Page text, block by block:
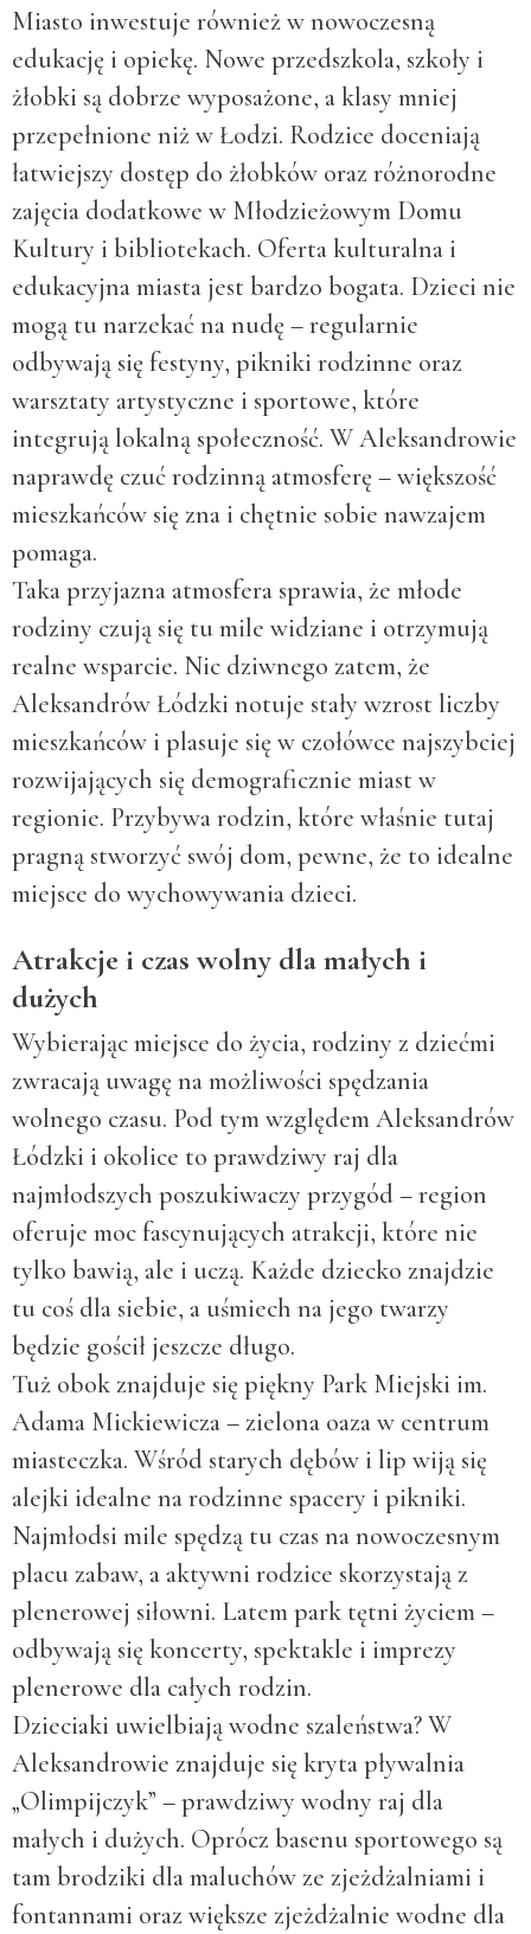
Miasto inwestuje również w nowoczesną
edukację i opiekę. Nowe przedszkola, szkoły i
żłobki są dobrze wyposażone, a klasy mniej
przepełnione niż w Łodzi. Rodzice doceniają
łatwiejszy dostęp do żłobków oraz różnorodne
zajęcia dodatkowe w Młodzieżowym Domu
Kultury i bibliotekach. Oferta kulturalna i
edukacyjna miasta jest bardzo bogata. Dzieci nie
mogą tu narzekać na nudę – regularnie
odbywają się festyny, pikniki rodzinne oraz
warsztaty artystyczne i sportowe, które
integrują lokalną społeczność. W Aleksandrowie
naprawdę czuć rodzinną atmosferę – większość
mieszkańców się zna i chętnie sobie nawzajem
pomaga.
Taka przyjazna atmosfera sprawia, że młode
rodziny czują się tu mile widziane i otrzymują
realne wsparcie. Nic dziwnego zatem, że
Aleksandrów Łódzki notuje stały wzrost liczby
mieszkańców i plasuje się w czołówce najszybciej
rozwijających się demograficznie miast w
regionie. Przybywa rodzin, które właśnie tutaj
pragną stworzyć swój dom, pewne, że to idealne
miejsce do wychowywania dzieci.
Atrakcje i czas wolny dla małych i
dużych
Wybierając miejsce do życia, rodziny z dziećmi
zwracają uwagę na możliwości spędzania
wolnego czasu. Pod tym względem Aleksandrów
Łódzki i okolice to prawdziwy raj dla
najmłodszych poszukiwaczy przygód – region
oferuje moc fascynujących atrakcji, które nie
tylko bawią, ale i uczą. Każde dziecko znajdzie
tu coś dla siebie, a uśmiech na jego twarzy
będzie gościł jeszcze długo.
Tuż obok znajduje się piękny Park Miejski im.
Adama Mickiewicza – zielona oaza w centrum
miasteczka. Wśród starych dębów i lip wiją się
alejki idealne na rodzinne spacery i pikniki.
Najmłodsi mile spędzą tu czas na nowoczesnym
placu zabaw, a aktywni rodzice skorzystają z
plenerowej siłowni. Latem park tętni życiem –
odbywają się koncerty, spektakle i imprezy
plenerowe dla całych rodzin.
Dzieciaki uwielbiają wodne szaleństwa? W
Aleksandrowie znajduje się kryta pływalnia
„Olimpijczyk” – prawdziwy wodny raj dla
małych i dużych. Oprócz basenu sportowego są
tam brodziki dla maluchów ze zjeżdżalniami i
fontannami oraz większe zjeżdżalnie wodne dla